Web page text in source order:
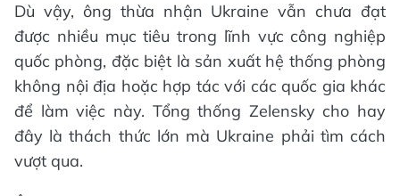
Dù vậy, ông thừa nhận Ukraine vẫn chưa đạt
được nhiều mục tiêu trong lĩnh vực công nghiệp
quốc phòng, đặc biệt là sản xuất hệ thống phòng
không nội địa hoặc hợp tác với các quốc gia khác
để làm việc này. Tổng thống Zelensky cho hay
đây là thách thức lớn mà Ukraine phải tìm cách
vượt qua.